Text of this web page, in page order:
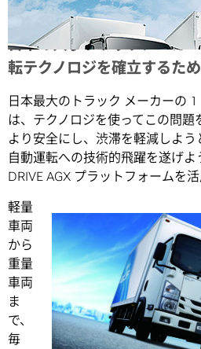
日本の大手トラックメーカ
転テクノロジを確立するた
日本最大のトラック メーカーの
は、テクノロジを使ってこの問題
より安全にし、渋滞を軽減しよう
自動運転への技術的飛躍を遂げ
DRIVE AGX プラットフォームを活
軽量
車両
から
重量
車両
ま
で、
毎